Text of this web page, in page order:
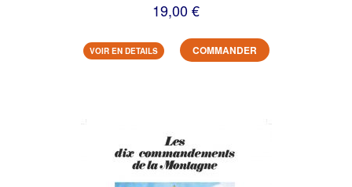
19,00 €
VOIR EN DETAILS COMMANDER